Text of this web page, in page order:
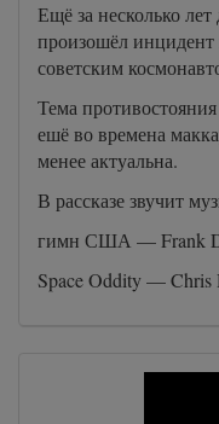
Ещё за несколько
произошёл
советским
Тема
ешё во времена
менее актуальна.
В рассказе звучит
гимн США — Frank
Space Oddity — Chris